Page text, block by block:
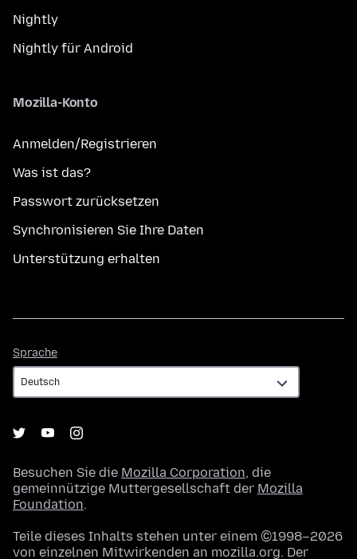
Nightly
Nightly für Android
Mozilla-Konto
Anmelden/Registrieren
Was ist das?
Passwort zurücksetzen
Synchronisieren Sie Ihre Daten
Unterstützung erhalten
Sprache
Besuchen Sie die Mozilla Corporation, die
gemeinnützige Muttergesellschaft der Mozilla
Foundation.
Teile dieses Inhalts stehen unter einem ©1998–2026
von einzelnen Mitwirkenden an mozilla.org. Der